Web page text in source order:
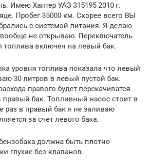
Имею Хантер УАЗ 315195 2010 г.
Пробег 35000 км. Скорее всего ВЫ
с системой питания. Я делаю
не открываю. Переключатель
топлива включен на левый бак.
уровня топлива показала что левый
30 литров в левый пустой бак.
правого будет перекачиватся
правый бак. Топливный насос стоит в
раз в правый бак я не заливаю
за счет левого бака.
должна быть плотно
глухие без клапанов.